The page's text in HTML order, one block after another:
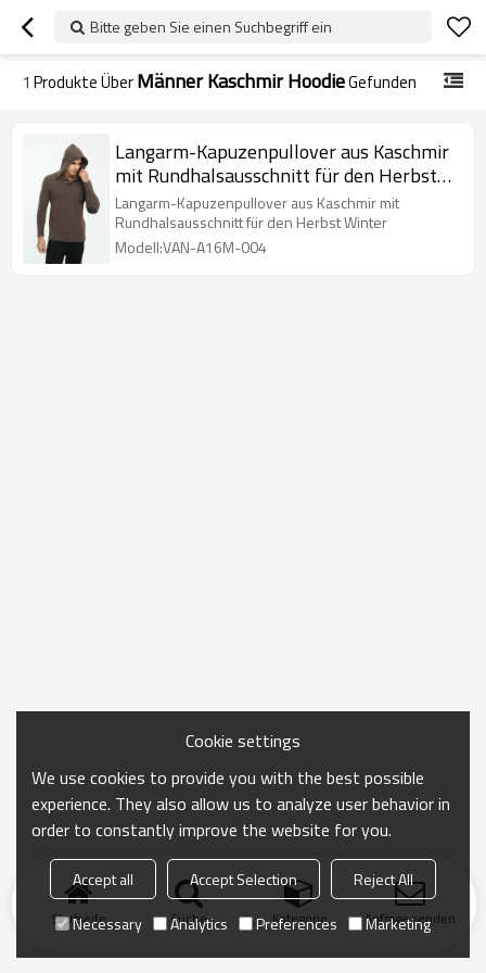
Bitte geben Sie einen Suchbegriff ein
1 Produkte ÜberMänner Kaschmir HoodieGefunden
Langarm-Kapuzenpullover aus Kaschmir
mit Rundhalsausschnitt für den Herbst
Winter
Langarm-Kapuzenpullover aus Kaschmir mit
Rundhalsausschnitt für den Herbst Winter
Modell:VAN-A16M-004
Startseite Suche Kategorie Anfrage senden
Cookie settings
We use cookies to provide you with the best possible
experience. They also allow us to analyze user behavior in
order to constantly improve the website for you.
Accept all Accept Selection
Reject All
Necessary
Analytics Preferences Marketing